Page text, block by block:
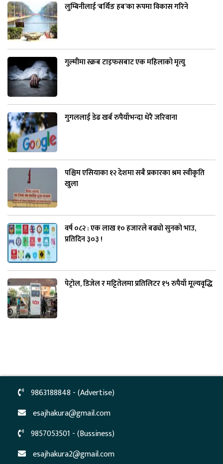
लुम्बिनीलाई ‘बर्थिङ हब’का रूपमा विकास गरिने
गुल्मीमा स्क्रब टाइफसबाट एक महिलाको मृत्यु
गुगललाई डेढ खर्ब रुपैयाँभन्दा धेरै जरिवाना
पश्चिम एसियाका १२ देशमा सबै प्रकारका श्रम स्वीकृति
खुला
वर्ष ०८२ : एक लाख १० हजारले बढ्यो सुनको भाउ,
प्रतिदिन ३०३ !
पेट्रोल, डिजेल र मट्टितेलमा प्रतिलिटर १५ रुपैयाँ मूल्यवृद्धि
9863188848 - (Advertise)
esajhakura@gmail.com
9857053501 - (Bussiness)
esajhakura2@gmail.com